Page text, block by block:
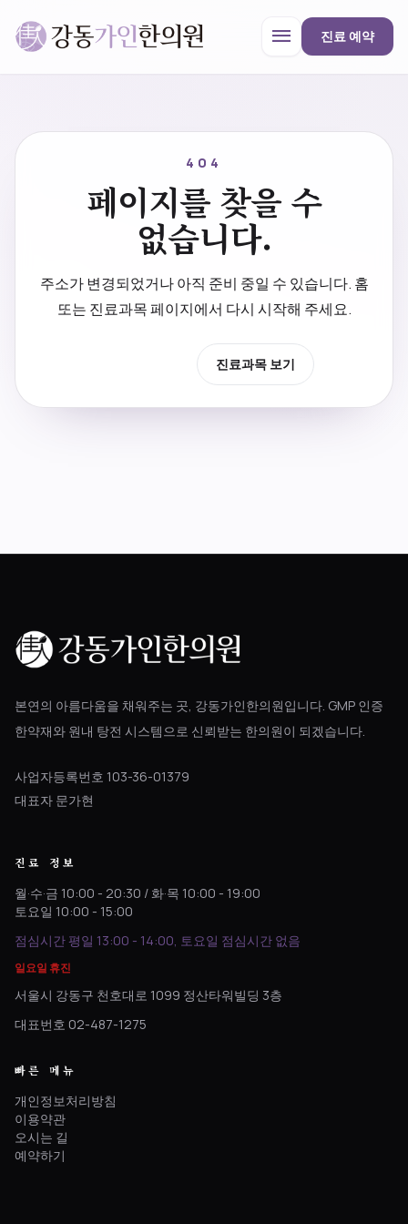
menu 진료 예약
한의원 안내
진료과목
404
페이지를 찾을 수
없습니다.
주소가 변경되었거나 아직 준비 중일 수 있습니다. 홈
또는 진료과목 페이지에서 다시 시작해 주세요.
진료과목 보기
본연의 아름다움을 채워주는 곳, 강동가인한의원입니다. GMP 인증
한약재와 원내 탕전 시스템으로 신뢰받는 한의원이 되겠습니다.
사업자등록번호 103-36-01379
대표자 문가현
진료 정보
월·수·금 10:00 - 20:30 / 화·목 10:00 - 19:00
토요일 10:00 - 15:00
점심시간 평일 13:00 - 14:00, 토요일 점심시간 없음
일요일 휴진
서울시 강동구 천호대로 1099 정산타워빌딩 3층
대표번호 02-487-1275
빠른 메뉴
개인정보처리방침
이용약관
오시는 길
예약하기